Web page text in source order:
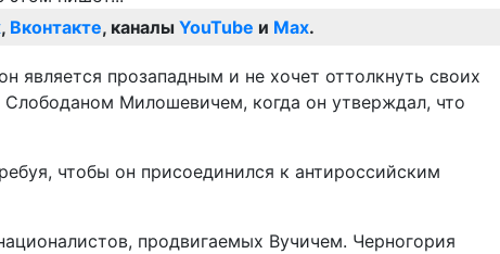
, Вконтакте, каналы YouTube и Max.
является прозападным и не хочет оттолкнуть своих
Милошевичем, когда он утверждал, что
чтобы он присоединился к антироссийским
продвигаемых Вучичем. Черногория